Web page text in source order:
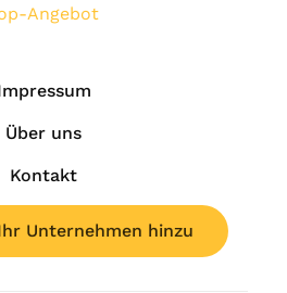
Über uns
Kontakt
Unternehmen hinzu